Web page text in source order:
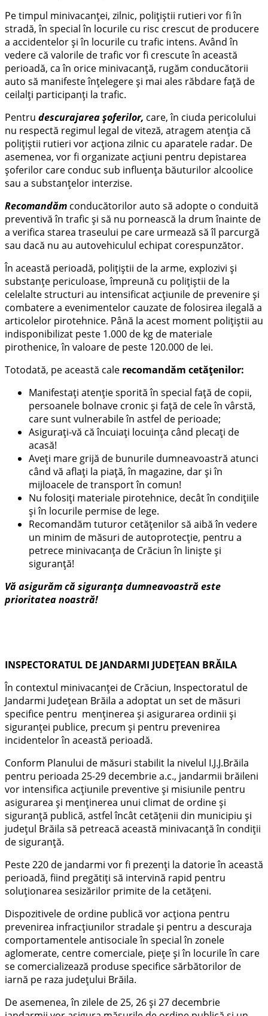
Pe timpul minivacanței, zilnic, polițiștii rutieri vor fi în
stradă, în special în locurile cu risc crescut de producere
a accidentelor și în locurile cu trafic intens. Având în
vedere că valorile de trafic vor fi crescute în această
perioadă, ca în orice minivacanță, rugăm conducătorii
auto să manifeste înțelegere și mai ales răbdare față de
ceilalți participanți la trafic.
Pentru descurajarea șoferilor, care, în ciuda pericolului
nu respectă regimul legal de viteză, atragem atenția că
polițiștii rutieri vor acționa zilnic cu aparatele radar. De
asemenea, vor fi organizate acțiuni pentru depistarea
șoferilor care conduc sub influența băuturilor alcoolice
sau a substanțelor interzise.
Recomandăm conducătorilor auto să adopte o conduită
preventivă în trafic și să nu pornească la drum înainte de
a verifica starea traseului pe care urmează să îl parcurgă
sau dacă nu au autovehiculul echipat corespunzător.
În această perioadă, polițiștii de la arme, explozivi și
substanțe periculoase, împreună cu polițiștii de la
celelalte structuri au intensificat acțiunile de prevenire și
combatere a evenimentelor cauzate de folosirea ilegală a
articolelor pirotehnice. Până la acest moment polițiștii au
indisponibilizat peste 1.000 de kg de materiale
pirothenice, în valoare de peste 120.000 de lei.
Totodată, pe această cale recomandăm cetățenilor:
Manifestați atenție sporită în special față de copii,
persoanele bolnave cronic și față de cele în vârstă,
care sunt vulnerabile în astfel de perioade;
Asigurați-vă că încuiați locuința când plecați de
acasă!
Aveți mare grijă de bunurile dumneavoastră atunci
când vă aflați la piață, în magazine, dar și în
mijloacele de transport în comun!
Nu folosiți materiale pirotehnice, decât în condițiile
și în locurile permise de lege.
Recomandăm tuturor cetăţenilor să aibă în vedere
un minim de măsuri de autoprotecţie, pentru a
petrece minivacanța de Crăciun în liniște și
siguranță!
Vă asigurăm că siguranța dumneavoastră este
prioritatea noastră!
INSPECTORATUL DE JANDARMI JUDEȚEAN BRĂILA
În contextul minivacanței de Crăciun, Inspectoratul de
Jandarmi Județean Brăila a adoptat un set de măsuri
specifice pentru menținerea și asigurarea ordinii și
siguranței publice, precum și pentru prevenirea
incidentelor în această perioadă.
Conform Planului de măsuri stabilit la nivelul I.J.J.Brăila
pentru perioada 25-29 decembrie a.c., jandarmii brăileni
vor intensifica acţiunile preventive şi misiunile pentru
asigurarea şi menţinerea unui climat de ordine şi
siguranţă publică, astfel încât cetăţenii din municipiu și
judeţul Brăila să petreacă această minivacanță în condiții
de siguranță.
Peste 220 de jandarmi vor fi prezenți la datorie în această
perioadă, fiind pregătiți să intervină rapid pentru
soluţionarea sesizărilor primite de la cetăţeni.
Dispozitivele de ordine publică vor acţiona pentru
prevenirea infracțiunilor stradale și pentru a descuraja
comportamentele antisociale în special în zonele
aglomerate, centre comerciale, piețe şi în locurile în care
se comercializează produse specifice sărbătorilor de
iarnă pe raza județului Brăila.
De asemenea, în zilele de 25, 26 și 27 decembrie